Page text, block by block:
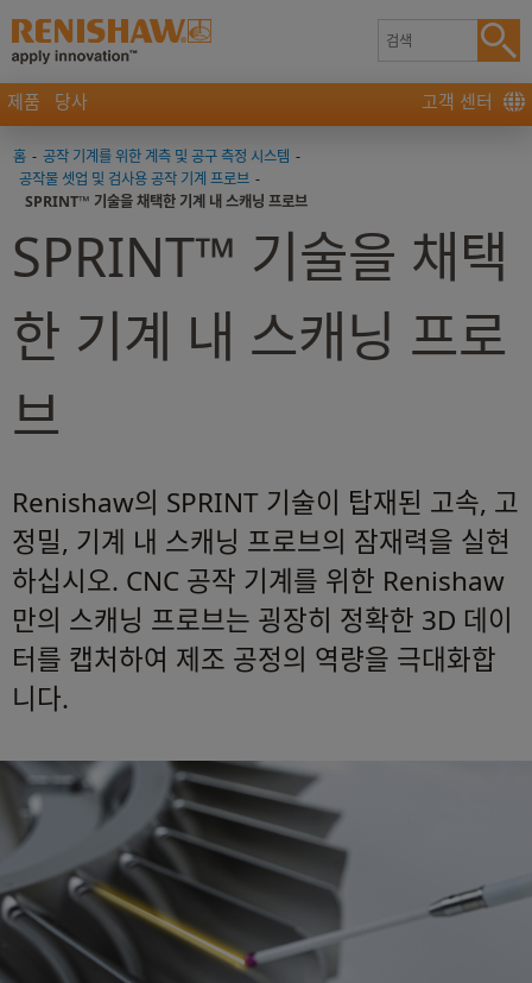
제품 당사 고객 센터
홈 - 공작 기계를 위한 계측 및 공구 측정 시스템 -
공작물 셋업 및 검사용 공작 기계 프로브 -
SPRINT™ 기술을 채택한 기계 내 스캐닝 프로브
SPRINT™ 기술을 채택
한 기계 내 스캐닝 프로
브
Renishaw의 SPRINT 기술이 탑재된 고속, 고
정밀, 기계 내 스캐닝 프로브의 잠재력을 실현
하십시오. CNC 공작 기계를 위한 Renishaw
만의 스캐닝 프로브는 굉장히 정확한 3D 데이
터를 캡처하여 제조 공정의 역량을 극대화합
니다.